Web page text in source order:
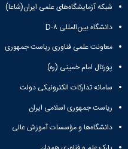
شبکه آزمایشگاه‌های علمی ایران(شاعا)
دانشگاه بین‌المللی D-۸
معاونت علمی فناوری ریاست جمهوری
پورتال امام خمینی (ره)
سامانه تدارکات الکترونیکی دولت
ریاست جمهوری اسلامی ایران
دانشگاه‌ها و مؤسسات آموزش عالی